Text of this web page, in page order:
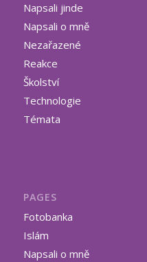
Napsali jinde
Napsali o mně
Nezařazené
Reakce
Školství
Technologie
Témata
PAGES
Fotobanka
Islám
Napsali o mně